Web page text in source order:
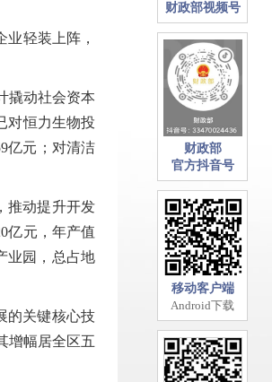
轻装上阵，
撬动社会资本
对恒力生物投
亿元；对清洁
推动提升开发
亿元，年产值
业园，总占地
的关键核心技
增幅居全区五
财政部视频号
财政部
官方抖音号
移动客户端
Android下载